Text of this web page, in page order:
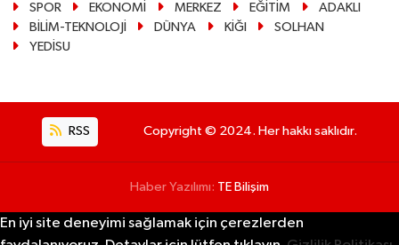
SPOR
EKONOMİ MERKEZ EĞİTİM
ADAKLI
BİLİM-TEKNOLOJİ
DÜNYA KİĞI
SOLHAN
YEDİSU
RSS Copyright © 2024. Her hakkı saklıdır.
Haber Yazılımı: TE Bilişim
En iyi site deneyimi sağlamak için çerezlerden